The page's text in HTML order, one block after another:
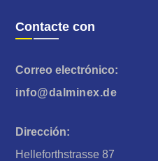
Contacte con
Correo electrónico:
info@dalminex.de
Dirección:
Helleforthstrasse 87